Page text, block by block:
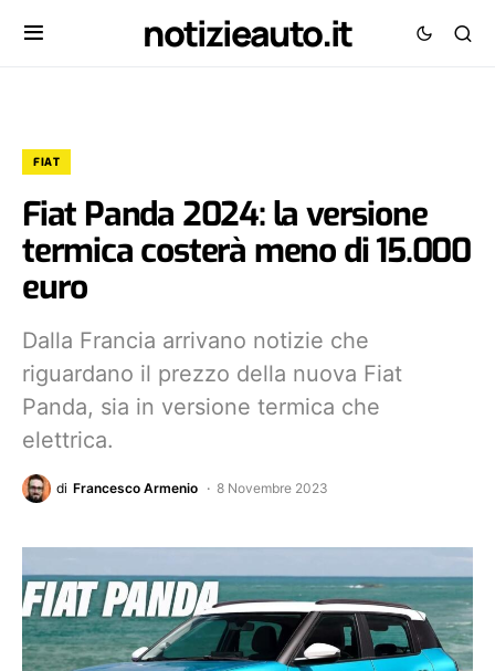
notizieauto.it
FIAT
Fiat Panda 2024: la versione
termica costerà meno di 15.000
euro
Dalla Francia arrivano notizie che
riguardano il prezzo della nuova Fiat
Panda, sia in versione termica che
elettrica.
di Francesco Armenio 8 Novembre 2023